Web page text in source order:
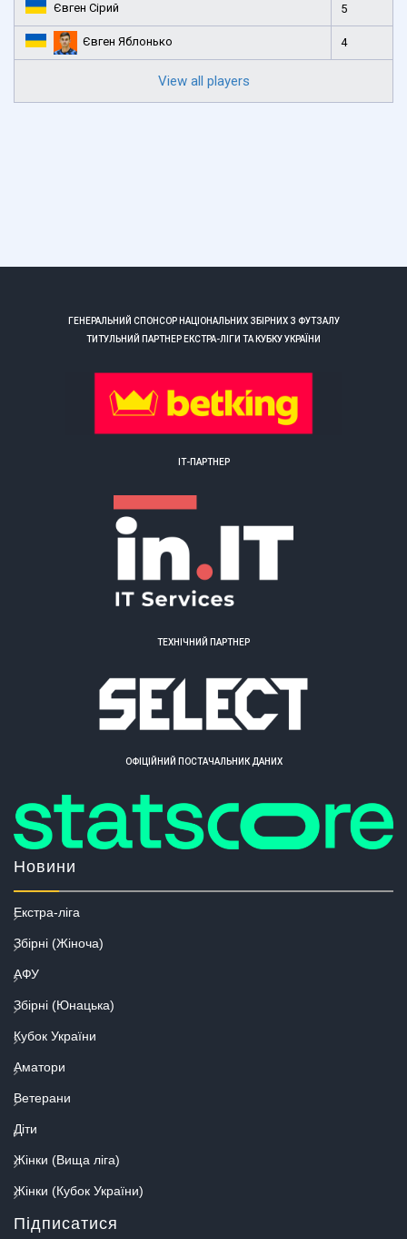
Євген Сірий 5
Євген Яблонько 4
View all players
ГЕНЕРАЛЬНИЙ СПОНСОР НАЦІОНАЛЬНИХ ЗБІРНИХ З ФУТЗАЛУ
ТИТУЛЬНИЙ ПАРТНЕР ЕКСТРА-ЛІГИ ТА КУБКУ УКРАЇНИ
ІТ-ПАРТНЕР
ТЕХНІЧНИЙ ПАРТНЕР
ОФІЦІЙНИЙ ПОСТАЧАЛЬНИК ДАНИХ
Новини
Екстра-ліга
Збірні (Жіноча)
АФУ
Збірні (Юнацька)
Кубок України
Аматори
Ветерани
Діти
Жінки (Вища ліга)
Жінки (Кубок України)
Підписатися